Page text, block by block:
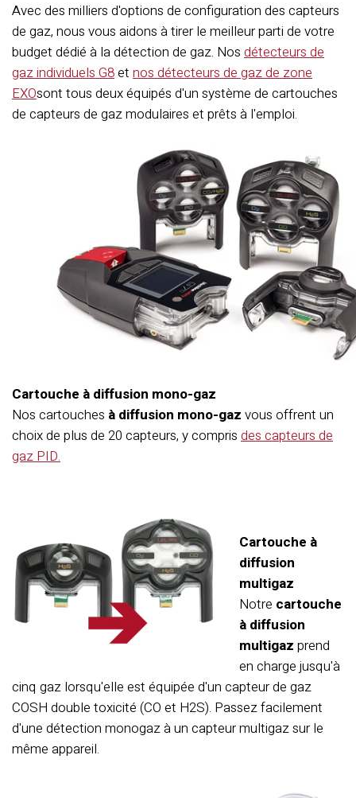
Avec des milliers d'options de configuration des capteurs
de gaz, nous vous aidons à tirer le meilleur parti de votre
budget dédié à la détection de gaz. Nos détecteurs de
gaz individuels G8et nos détecteurs de gaz de zone
EXOsont tous deux équipés d'un système de cartouches
de capteurs de gaz modulaires et prêts à l'emploi.
Cartouche à diffusion mono-gaz
Nos cartouches à diffusion mono-gaz vous offrent un
choix de plus de 20 capteurs, y compris des capteurs de
gaz PID.
Cartouche à
diffusion
multigaz
Notre cartouche
à diffusion
multigaz prend
en charge jusqu'à
cinq gaz lorsqu'elle est équipée d'un capteur de gaz
COSH double toxicité (CO et H2S). Passez facilement
d'une détection monogaz à un capteur multigaz sur le
même appareil.